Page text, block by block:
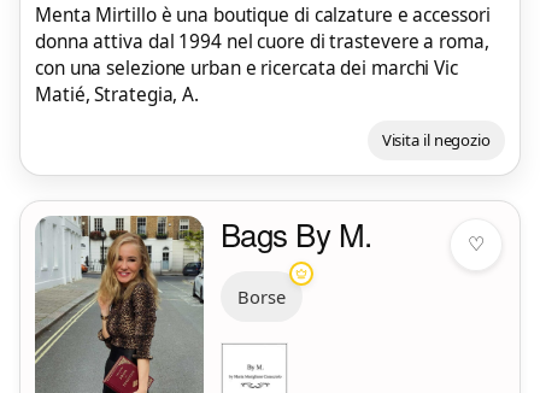
Menta Mirtillo è una boutique di calzature e accessori
donna attiva dal 1994 nel cuore di trastevere a roma,
con una selezione urban e ricercata dei marchi Vic
Matié, Strategia, A.
Visita il negozio
♡
Bags By M.
Borse